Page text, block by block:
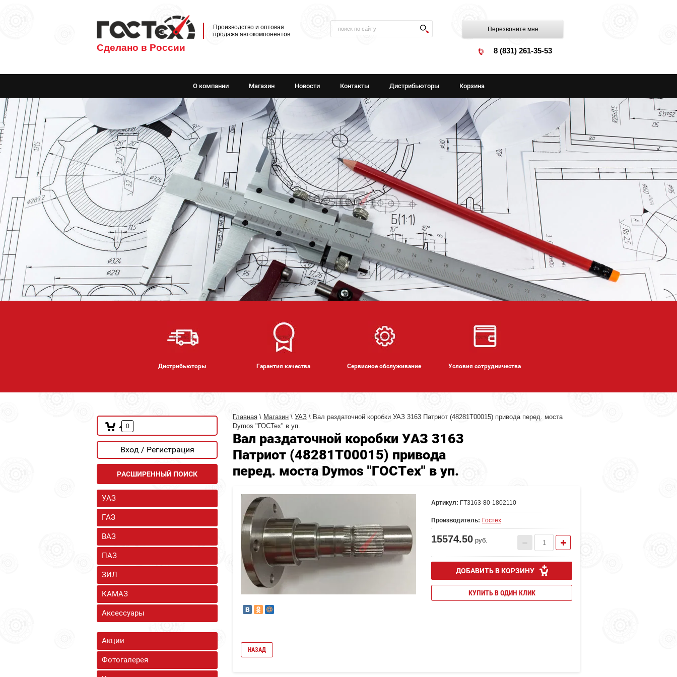
Сделано в России
Производство и оптовая
продажа автокомпонентов
Перезвоните мне
8 (831) 261-35-53
О компании Магазин Новости Контакты Дистрибьюторы Корзина
Дистрибьюторы Гарантия качества Сервисное обслуживание Условия сотрудничества
0
Вход / Регистрация
РАСШИРЕННЫЙ ПОИСК
УАЗ
ГАЗ
ВАЗ
ПАЗ
ЗИЛ
КАМАЗ
Аксессуары
Акции
Фотогалерея
Главная \ Магазин \ УАЗ \ Вал раздаточной коробки УАЗ 3163 Патриот (48281T00015) привода перед. моста
Dymos "ГОСТех" в уп.
Вал раздаточной коробки УАЗ 3163
Патриот (48281T00015) привода
перед. моста Dymos "ГОСТех" в уп.
Артикул: ГТ3163-80-1802110
Производитель: Гостех
15574.50 руб.
ДОБАВИТЬ В КОРЗИНУ
КУПИТЬ В ОДИН КЛИК
НАЗАД